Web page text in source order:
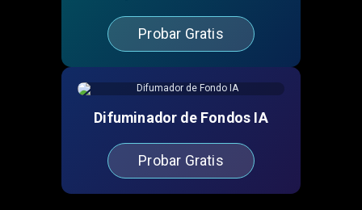
Probar Gratis
Difuminador de Fondos IA
Probar Gratis